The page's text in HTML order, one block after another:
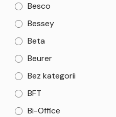
Besco
Bessey
Beta
Beurer
Bez kategorii
BFT
Bi-Office